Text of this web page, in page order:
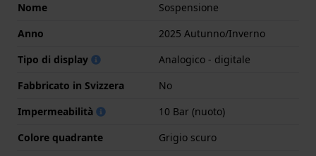
Nome
Sospensione
Anno
2025 Autunno/Inverno
Tipo di display
Analogico - digitale
Fabbricato in Svizzera
No
Impermeabilità
10 Bar (nuoto)
Colore quadrante
Grigio scuro